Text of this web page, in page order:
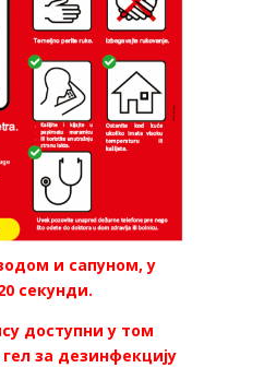
и сапуном, у
секунди.
доступни у том
за дезинфекцију